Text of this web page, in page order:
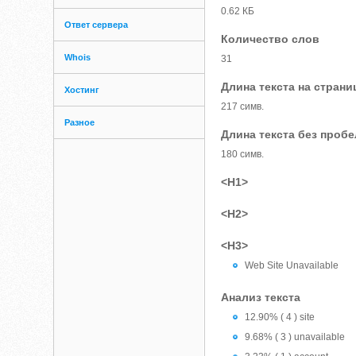
Ответ сервера
Whois
Хостинг
Разное
0.62 КБ
Количество слов
31
Длина текста на
217 симв.
Длина текста без
180 симв.
<H1>
<H2>
<H3>
Web Site Unavailable
Анализ текста
12.90% ( 4 ) site
9.68% ( 3 ) unavailable